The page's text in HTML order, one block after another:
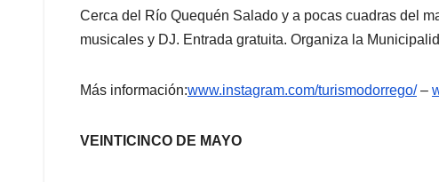
Cerca del Río Quequén Salado y a pocas cuadras del
musicales y DJ. Entrada gratuita. Organiza la
Más información:www.instagram.com/turismodorrego/–
VEINTICINCO DE MAYO